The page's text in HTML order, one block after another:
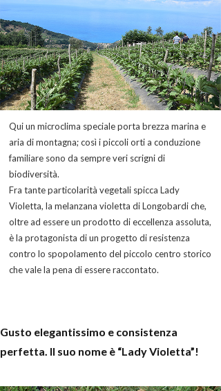
Qui un microclima speciale porta brezza marina e
aria di montagna; così i piccoli orti a conduzione
familiare sono da sempre veri scrigni di
biodiversità.
Fra tante particolarità vegetali spicca Lady
Violetta, la melanzana violetta di Longobardi che,
oltre ad essere un prodotto di eccellenza assoluta,
è la protagonista di un progetto di resistenza
contro lo spopolamento del piccolo centro storico
che vale la pena di essere raccontato.
Gusto elegantissimo e consistenza
perfetta. Il suo nome è “Lady Violetta”!